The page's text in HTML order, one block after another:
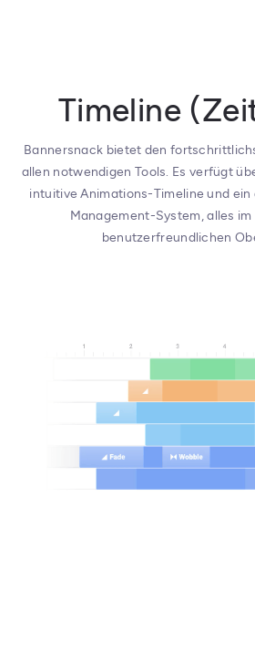
Timeline
Bannersnack bietet den
allen notwendigen Tools. Es verfügt
intuitive Animations-Timeline und
Management-System, alles im
benutzerfreundlichen